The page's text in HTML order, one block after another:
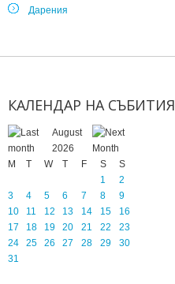
Дарения
КАЛЕНДАР НА СЪБИТИЯ
August
2026
M
T W T F S
S
1
2
3
4 5 6 7 8
9
10
11 12 13 14 15
16
17
18 19 20 21 22
23
24
25 26 27 28 29
30
31